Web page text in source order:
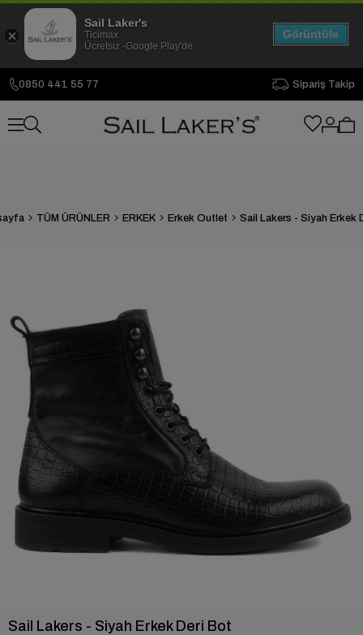
0850 441 55 77 Sipariş Takip
TÜM ÜRÜNLER ERKEK Erkek Outlet
Sail Lakers - Siyah Erkek Deri Bot
Sail Laker's
Ticimax
Ücretsiz -Google Play'de
Görüntüle